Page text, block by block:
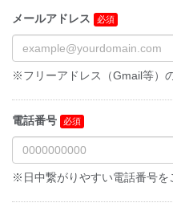
メールアドレス
※フリーアドレス（Gmail等）
電話番号
※日中繋がりやすい電話番号を